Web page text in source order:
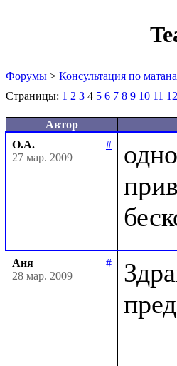
Форумы > Консультация по
Страницы: 1 2 3 4 5 6 7 8 9 10 11 12
Автор
О.А.
#
27 мар. 2009
Аня
#
28 мар. 2009